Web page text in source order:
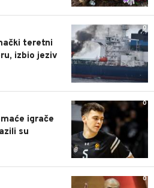
0
teretni
izbio jeziv
0
igrače
su
0